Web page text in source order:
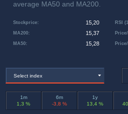
average MA50 and MA200.
Stockprice: 15,20
MA50: 15,28
MA200: 15,37
RSI
Select index
1m
1,3 %
6m
-3,8 %
1y
13,4 %